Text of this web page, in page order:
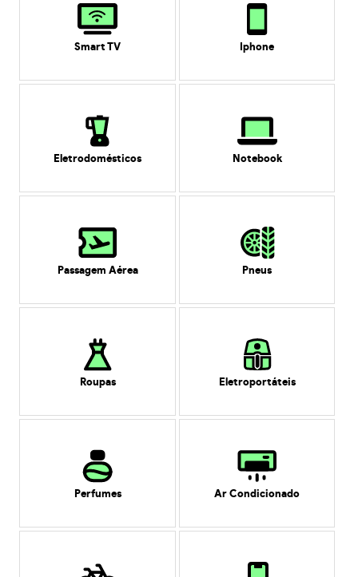
Smart TV Iphone
Eletrodomésticos Notebook
Passagem Aérea Pneus
Roupas Eletroportáteis
Perfumes Ar Condicionado